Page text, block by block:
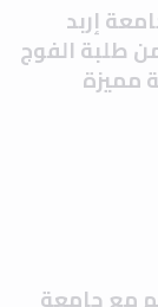
إربد
طلبة الفوج
مميزة